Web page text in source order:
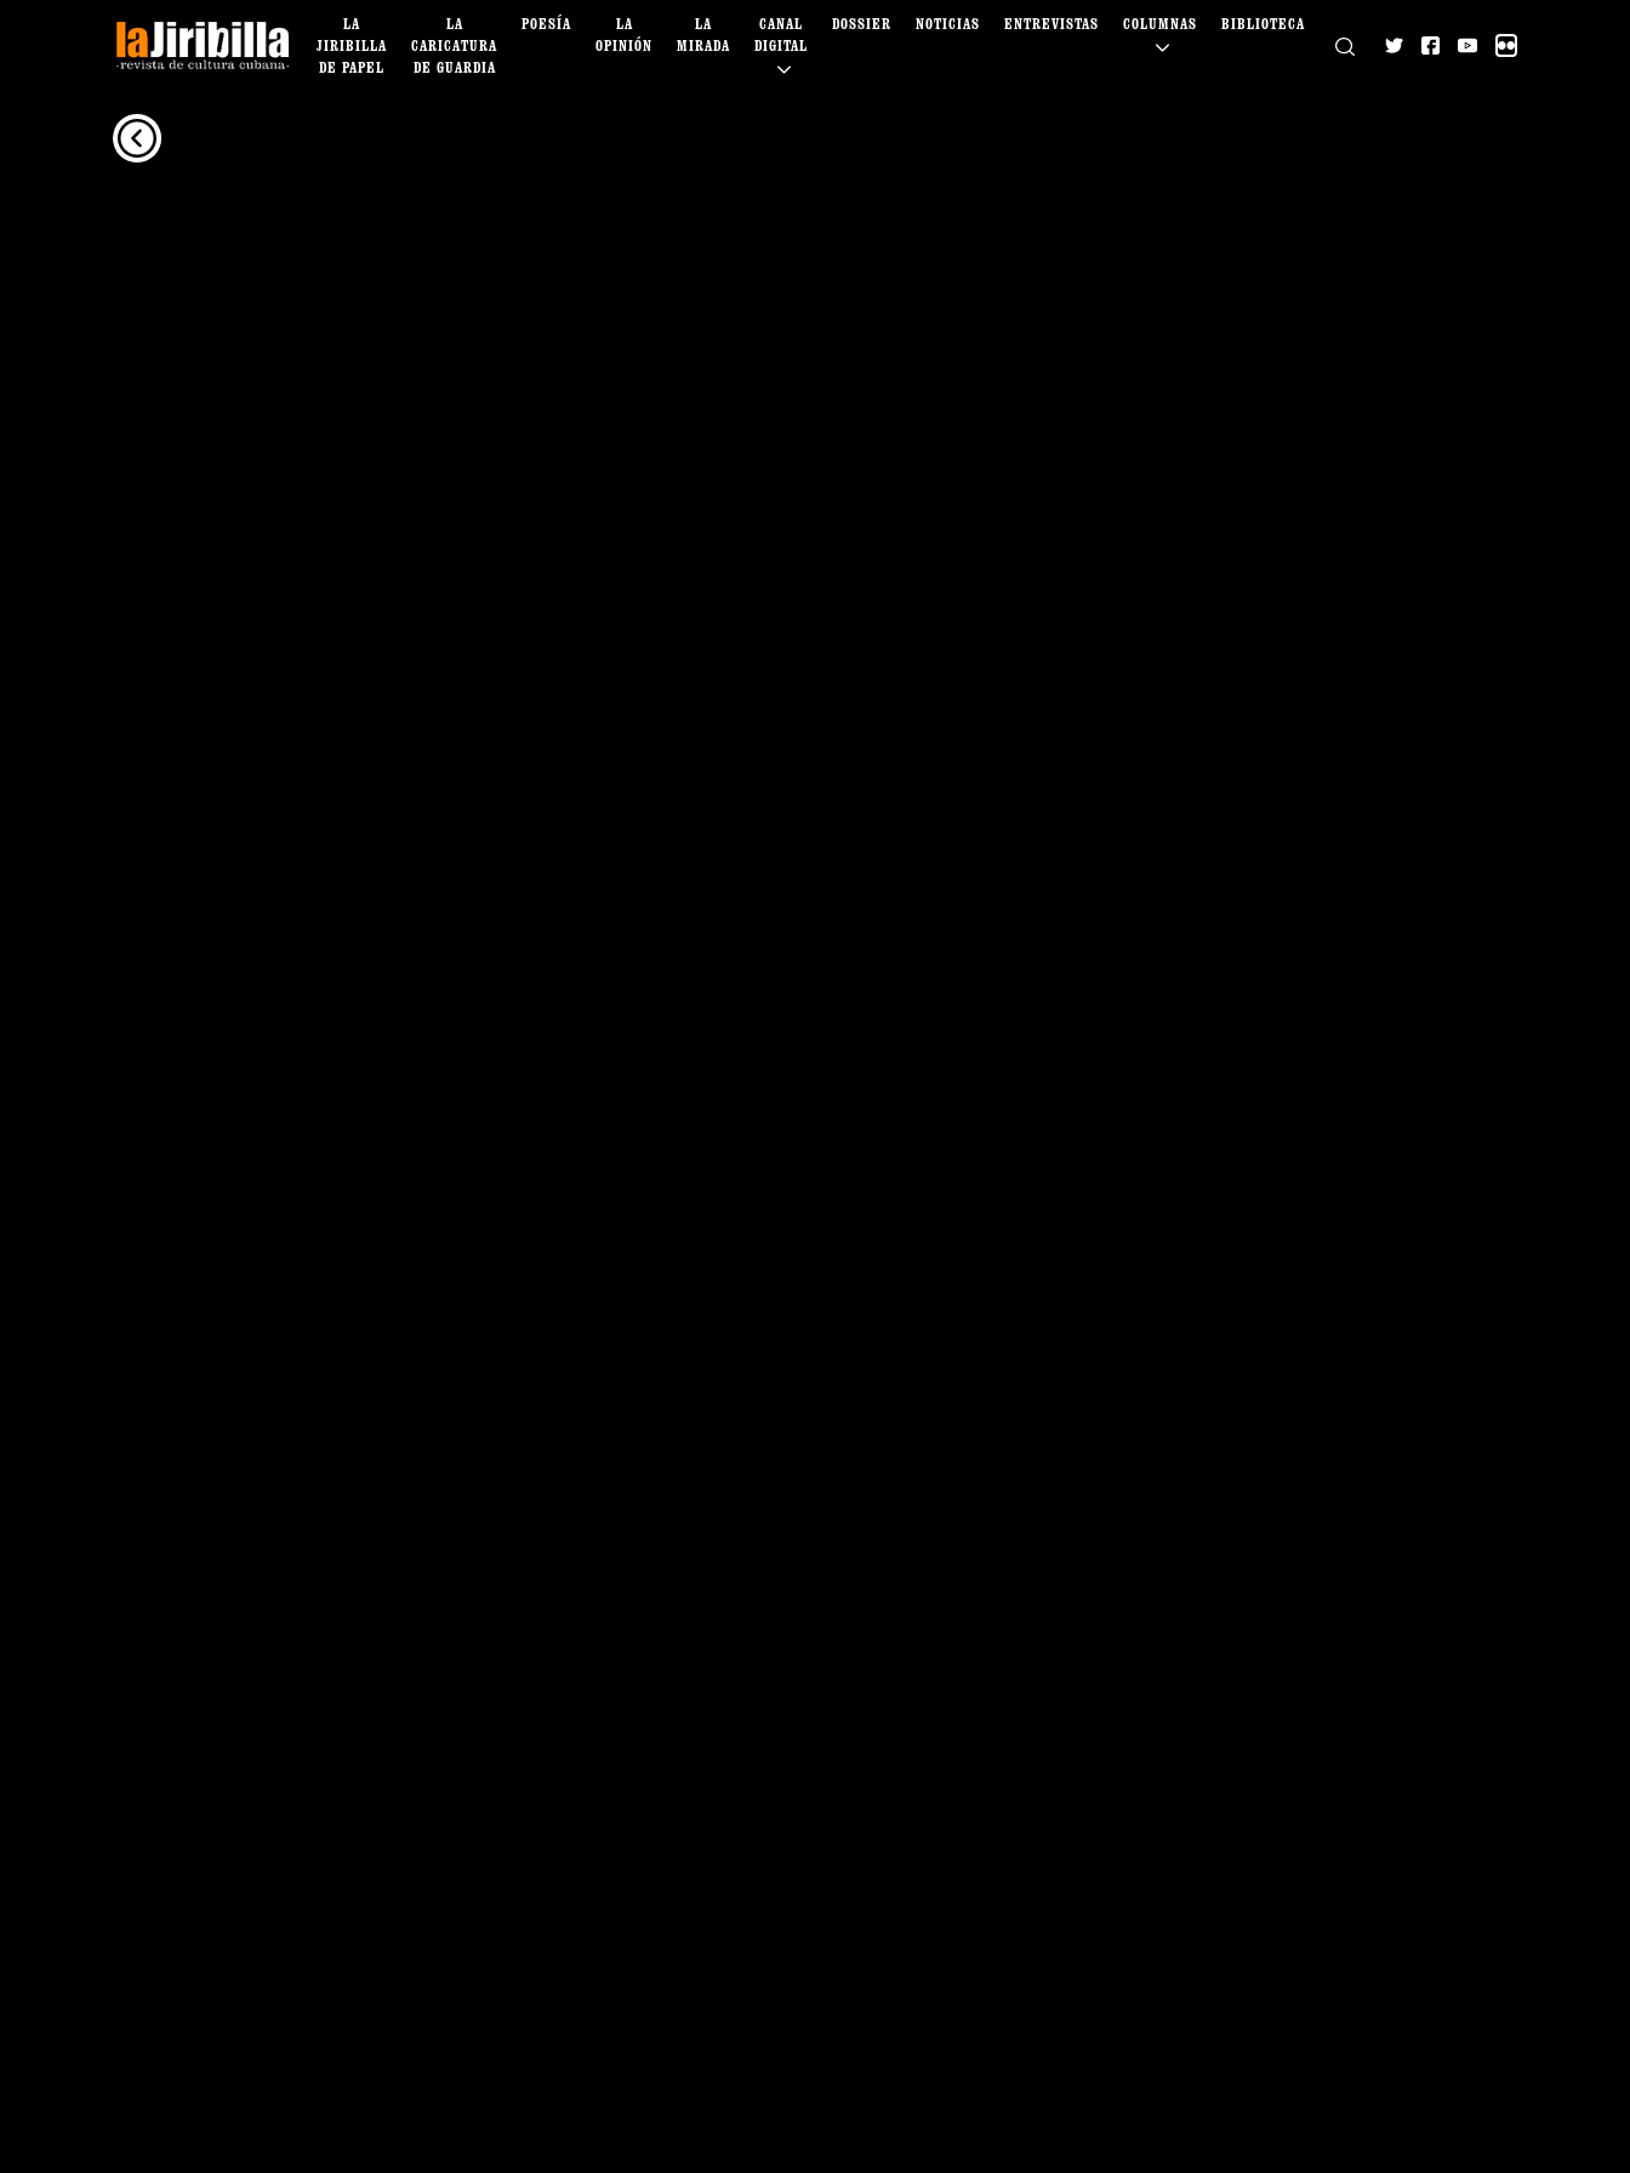
LA
JIRIBILLA
DE PAPEL
LA
CARICATURA
DE GUARDIA
POESÍA
LA
OPINIÓN
LA
MIRADA
CANAL
DIGITAL
DOSSIER NOTICIAS ENTREVISTAS COLUMNAS BIBLIOTECA